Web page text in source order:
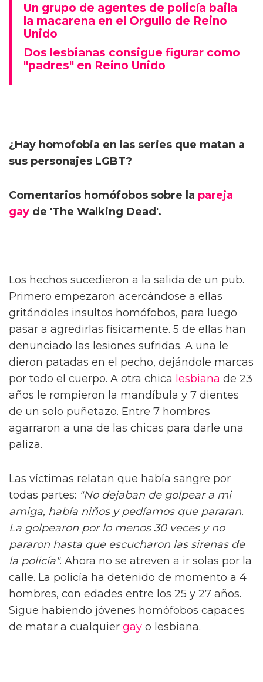
Un grupo de agentes de policía baila
la macarena en el Orgullo de Reino
Unido
Dos lesbianas consigue figurar como
"padres" en Reino Unido
¿Hay homofobia en las series que matan a
sus personajes LGBT?
Comentarios homófobos sobre la pareja
gay de 'The Walking Dead'.
Los hechos sucedieron a la salida de un pub.
Primero empezaron acercándose a ellas
gritándoles insultos homófobos, para luego
pasar a agredirlas físicamente. 5 de ellas han
denunciado las lesiones sufridas. A una le
dieron patadas en el pecho, dejándole marcas
por todo el cuerpo. A otra chica lesbiana de 23
años le rompieron la mandíbula y 7 dientes
de un solo puñetazo. Entre 7 hombres
agarraron a una de las chicas para darle una
paliza.
Las víctimas relatan que había sangre por
todas partes: "No dejaban de golpear a mi
amiga, había niños y pedíamos que pararan.
La golpearon por lo menos 30 veces y no
pararon hasta que escucharon las sirenas de
la policía". Ahora no se atreven a ir solas por la
calle. La policía ha detenido de momento a 4
hombres, con edades entre los 25 y 27 años.
Sigue habiendo jóvenes homófobos capaces
de matar a cualquier gay o lesbiana.